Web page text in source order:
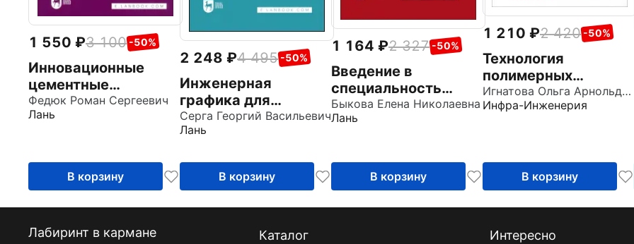
1 550 3 100 -50%
Инновационные
цементные
композиционные
материалы. Учебник
Федюк Роман Сергеевич
Лань
В корзину
2 248 4 495 -50%
Инженерная
графика для
строительных
специальностей.
Серга Георгий Васильевич
Лань
В корзину
1 164 2 327 -50%
Введение в
специальность
Землеустройство и
кадастры. Учебное
Быкова Елена Николаевна
Лань
В корзину
1 210 2 420 -50%
Технология
полимерных
строительных
материалов.
Игнатова Ольга Арнольдовна
Инфра-Инженерия
В корзину
Лабиринт в кармане
Каталог
Интересно